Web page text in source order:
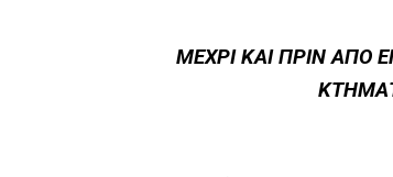
ΜΈΧΡΙ ΚΑΙ ΠΡΙΝ ΑΠΌ